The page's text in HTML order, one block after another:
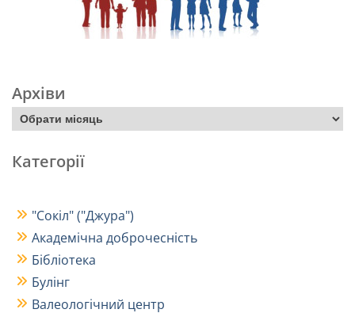
Архіви
Категорії
"Сокіл" ("Джура")
Академічна доброчесність
Бібліотека
Булінг
Валеологічний центр